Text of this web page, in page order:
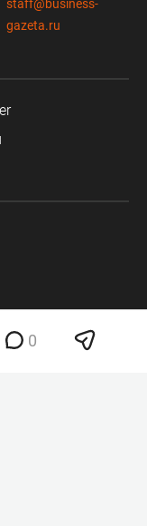
0
staff@business-
gazeta.ru
связи).